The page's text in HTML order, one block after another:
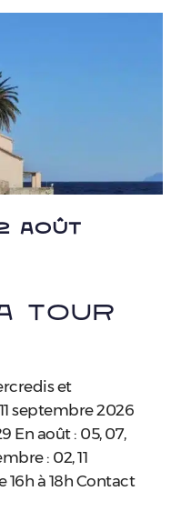
AOÛT
tour
et
septembre 2026
En août : 05, 07,
: 02, 11
16h à 18h Contact